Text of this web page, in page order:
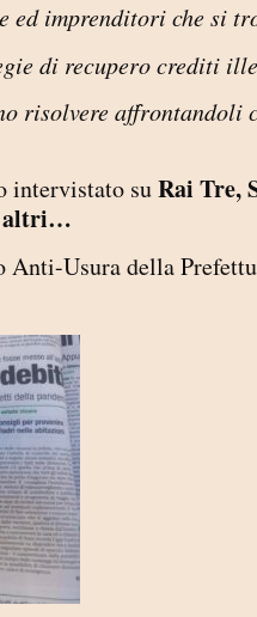
ed imprenditori che si
di recupero crediti
risolvere
intervistato suRai Tre,
altri…
Usura della